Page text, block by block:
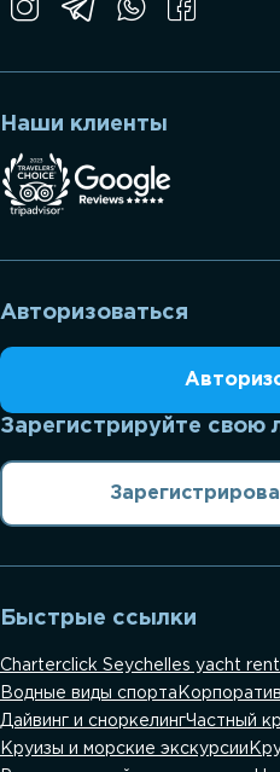
Наши клиенты
Авторизоваться
Зарегистрируйте свою
Быстрые ссылки
Charterclick Seychelles yacht
Водные виды спорта
Дайвинг и сноркелингЧастный
Круизы и морские экскурсии